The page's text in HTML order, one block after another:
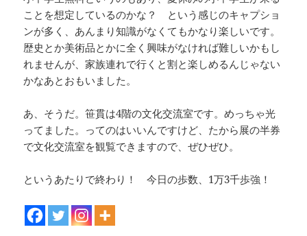
ことを想定しているのかな？ という感じのキャプショ
ンが多く、あんまり知識がなくてもかなり楽しいです。
歴史とか美術品とかに全く興味がなければ難しいかもし
れませんが、家族連れで行くと割と楽しめるんじゃない
かなあとおもいました。
あ、そうだ。笹貫は4階の文化交流室です。めっちゃ光
ってました。ってのはいいんですけど、たから展の半券
で文化交流室を観覧できますので、ぜひぜひ。
というあたりで終わり！ 今日の歩数、1万3千歩強！